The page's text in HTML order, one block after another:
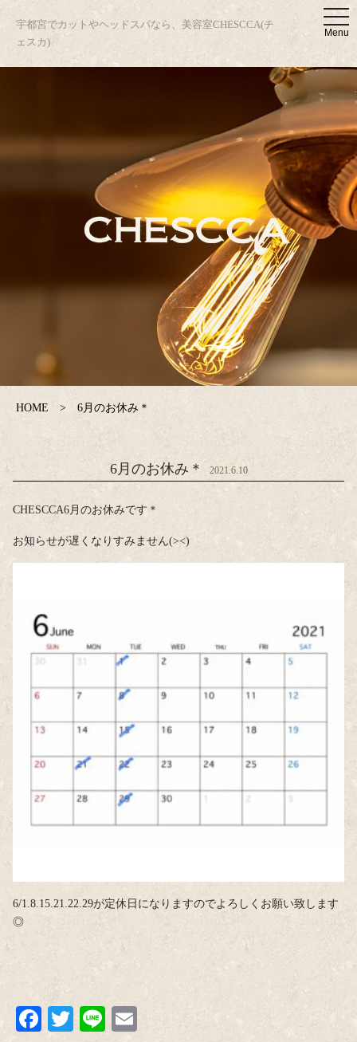
t
o
g
e
n
a
g
a
i
o
n
Menu
宇都宮でカットやヘッドスパなら、美容室CHESCCA(チ
ェスカ)
HOME 6月のお休み＊
6月のお休み＊ 2021.6.10
CHESCCA6月のお休みです＊
お知らせが遅くなりすみません(><)
6/1.8.15.21.22.29が定休日になりますのでよろしくお願い致します
◎
Fa T
Li